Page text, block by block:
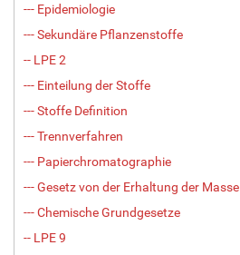
--- Epidemiologie
--- Sekundäre Pflanzenstoffe
-- LPE 2
--- Einteilung der Stoffe
--- Stoffe Definition
--- Trennverfahren
--- Papierchromatographie
--- Gesetz von der Erhaltung der Masse
--- Chemische Grundgesetze
-- LPE 9